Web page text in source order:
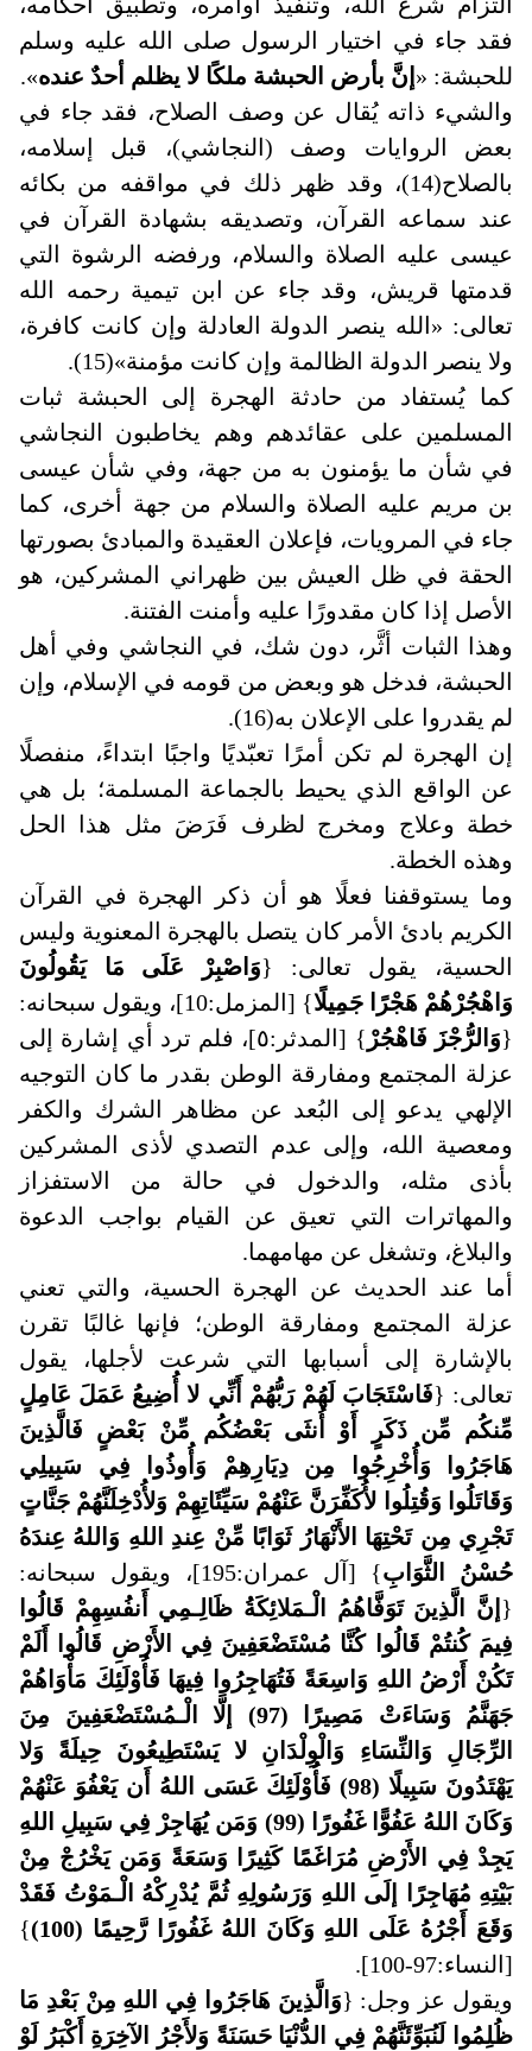
فقد جاء في اختيار الرسول صلى الله عليه وسلم
للحبشة: « إنَّ بأرض الحبشة ملكًا لا يظلم أحدٌ عنده».
والشيء ذاته يُقال عن وصف الصلاح، فقد جاء في
بعض الروايات وصف (النجاشي)، قبل إسلامه،
بالصلاح(14)، وقد ظهر ذلك في مواقفه من بكائه
عند سماعه القرآن، وتصديقه بشهادة القرآن في
عيسى عليه الصلاة والسلام، ورفضه الرشوة التي
قدمتها قريش، وقد جاء عن ابن تيمية رحمه الله
تعالى: «الله ينصر الدولة العادلة وإن كانت كافرة،
ولا ينصر الدولة الظالمة وإن كانت مؤمنة»(15)
.
كما يُستفاد من حادثة الهجرة إلى الحبشة ثبات
المسلمين على عقائدهم وهم يخاطبون النجاشي
في شأن ما يؤمنون به من جهة، وفي شأن عيسى
بن مريم عليه الصلاة والسلام من جهة أخرى، كما
جاء في المرويات، فإعلان العقيدة والمبادئ بصورتها
الحقة في ظل العيش بين ظهراني المشركين، هو
الأصل إذا كان مقدورًا عليه وأمنت الفتنة.
وهذا الثبات أثَّر، دون شك، في النجاشي وفي أهل
الحبشة، فدخل هو وبعض من قومه في الإسلام، وإن
لم يقدروا على الإعلان به(16)
.
إن الهجرة لم تكن أمرًا تعبّديًا واجبًا ابتداءً، منفصلًا
عن الواقع الذي يحيط بالجماعة المسلمة؛ بل هي
خطة وعلاج ومخرج لظرف فَرَضَ مثل هذا الحل
وهذه الخطة.
وما يستوقفنا فعلًا هو أن ذكر الهجرة في القرآن
الكريم بادئ الأمر كان يتصل بالهجرة المعنوية وليس
الحسية، يقول تعالى: {وَاصْبِرْ عَلَى مَا يَقُولُونَ
وَاهْجُرْهُمْ هَجْرًا جَمِيلًا
} [المزمل:10]، ويقول سبحانه:
{وَالرُّجْزَ فَاهْجُرْ
} [المدثر:٥]، فلم ترد أي إشارة إلى
عزلة المجتمع ومفارقة الوطن بقدر ما كان التوجيه
الإلهي يدعو إلى البُعد عن مظاهر الشرك والكفر
ومعصية الله، وإلى عدم التصدي لأذى المشركين
بأذى مثله، والدخول في حالة من الاستفزاز
والمهاترات التي تعيق عن القيام بواجب الدعوة
والبلاغ، وتشغل عن مهامهما.
أما عند الحديث عن الهجرة الحسية، والتي تعني
عزلة المجتمع ومفارقة الوطن؛ فإنها غالبًا تقرن
بالإشارة إلى أسبابها التي شرعت لأجلها، يقول
تعالى: {فَاسْتَجَابَ لَهُمْ رَبُّهُمْ أَنِّي لا أُضِيعُ عَمَلَ عَامِلٍ
مِّنكُم مِّن ذَكَرٍ أَوْ أُنثَى بَعْضُكُم مِّنْ بَعْضٍ فَالَّذِينَ
هَاجَرُوا وَأُخْرِجُوا مِن دِيَارِهِمْ وَأُوذُوا فِي سَبِيلِي
وَقَاتَلُوا وَقُتِلُوا لأُكَفِّرَنَّ عَنْهُمْ سَيِّئَاتِهِمْ وَلأُدْخِلَنَّهُمْ جَنَّاتٍ
تَجْرِي مِن تَحْتِهَا الأَنْهَارُ ثَوَابًا مِّنْ عِندِ اللهِ وَاللهُ عِندَهُ
حُسْنُ الثَّوَابِ
} [آل عمران:195]، ويقول سبحانه:
{ إنَّ الَّذِينَ تَوَفَّاهُمُ الْـمَلائِكَةُ ظَالِـمِي أَنفُسِهِمْ قَالُوا
فِيمَ كُنتُمْ قَالُوا كُنَّا مُسْتَضْعَفِينَ فِي الأَرْضِ قَالُوا أَلَمْ
تَكُنْ أَرْضُ اللهِ وَاسِعَةً فَتُهَاجِرُوا فِيهَا فَأُوْلَئِكَ مَأْوَاهُمْ
جَهَنَّمُ وَسَاءَتْ مَصِيرًا (97) إلَّا الْـمُسْتَضْعَفِينَ مِنَ
الرِّجَالِ وَالنِّسَاءِ وَالْوِلْدَانِ لا يَسْتَطِيعُونَ حِيلَةً وَلا
يَهْتَدُونَ سَبِيلًا (98) فَأُوْلَئِكَ عَسَى اللهُ أَن يَعْفُوَ عَنْهُمْ
وَكَانَ اللهُ عَفُوًّا غَفُورًا (99) وَمَن يُهَاجِرْ فِي سَبِيلِ اللهِ
يَجِدْ فِي الأَرْضِ مُرَاغَمًا كَثِيرًا وَسَعَةً وَمَن يَخْرُجْ مِنْ
بَيْتِهِ مُهَاجِرًا إلَى اللهِ وَرَسُولِهِ ثُمَّ يُدْرِكْهُ الْـمَوْتُ فَقَدْ
وَقَعَ أَجْرُهُ عَلَى اللهِ وَكَانَ اللهُ غَفُورًا رَّحِيمًا (100)
}
[النساء:97-100].
ويقول عز وجل: {وَالَّذِينَ هَاجَرُوا فِي اللهِ مِنْ بَعْدِ مَا
ظُلِمُوا لَنُبَوِّئَنَّهُمْ فِي الدُّنْيَا حَسَنَةً وَلأَجْرُ الآخِرَةِ أَكْبَرُ لَوْ